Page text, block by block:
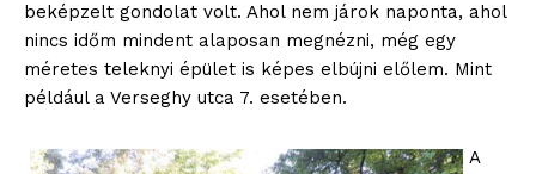
beképzelt gondolat volt. Ahol nem járok naponta, ahol
nincs időm mindent alaposan megnézni, még egy
méretes teleknyi épület is képes elbújni előlem. Mint
például a Verseghy utca 7. esetében.
A